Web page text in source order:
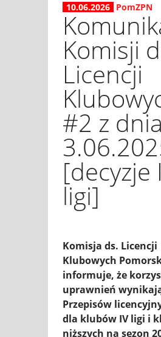
10.06.2026 PomZPN
Komisji
Licencji
#2 z dnia
[decyzje
ligi]
Komisja ds. Licencji
Klubowych
informuje, że
uprawnień
Przepisów
dla klubów IV ligi i
niższych na sezon